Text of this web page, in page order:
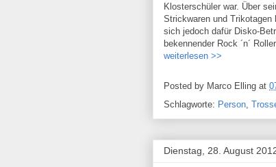
Klosterschüler war. Über
Strickwaren und
sich jedoch dafür Disko-
bekennender Rock ´n´
weiterlesen >>
Posted by Marco Elling at
Schlagworte: Person
Dienstag, 28. August